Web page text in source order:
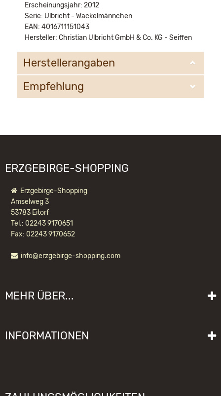
Erscheinungsjahr: 2012
Serie: Ulbricht - Wackelmännchen
EAN: 4016711151043
Hersteller: Christian Ulbricht GmbH & Co. KG - Seiffen
Herstellerangaben
Christian Ulbricht GmbH & Co. KG
Empfehlung
ERZGEBIRGE-SHOPPING
Erzgebirge-Shopping
Amselweg 3
53783 Eitorf
Tel.: 02243 9170651
Fax: 02243 9170652
info@erzgebirge-shopping.com
MEHR ÜBER...
Lieferzeit
INFORMATIONEN
Schwibbogen funktioniert nicht